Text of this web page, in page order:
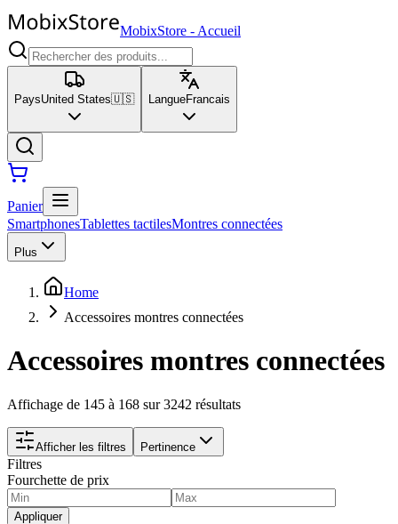
MobixStore - Accueil
PaysUnited States🇺🇸 LangueFrancais
Panier
SmartphonesTablettes tactilesMontres connectées
Plus
Home
Accessoires montres connectées
Accessoires montres connectées
Affichage de 145 à 168 sur 3242 résultats
Afficher les filtres Pertinence
Filtres
Fourchette de prix
Appliquer